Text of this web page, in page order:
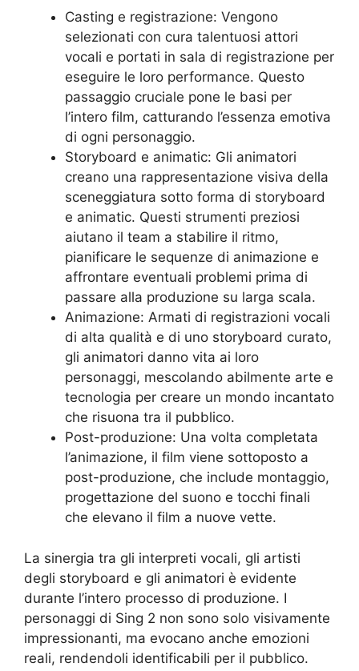
Casting e registrazione: Vengono
selezionati con cura talentuosi attori
vocali e portati in sala di registrazione per
eseguire le loro performance. Questo
passaggio cruciale pone le basi per
l’intero film, catturando l’essenza emotiva
di ogni personaggio.
Storyboard e animatic: Gli animatori
creano una rappresentazione visiva della
sceneggiatura sotto forma di storyboard
e animatic. Questi strumenti preziosi
aiutano il team a stabilire il ritmo,
pianificare le sequenze di animazione e
affrontare eventuali problemi prima di
passare alla produzione su larga scala.
Animazione: Armati di registrazioni vocali
di alta qualità e di uno storyboard curato,
gli animatori danno vita ai loro
personaggi, mescolando abilmente arte e
tecnologia per creare un mondo incantato
che risuona tra il pubblico.
Post-produzione: Una volta completata
l’animazione, il film viene sottoposto a
post-produzione, che include montaggio,
progettazione del suono e tocchi finali
che elevano il film a nuove vette.
La sinergia tra gli interpreti vocali, gli artisti
degli storyboard e gli animatori è evidente
durante l’intero processo di produzione. I
personaggi di Sing 2 non sono solo visivamente
impressionanti, ma evocano anche emozioni
reali, rendendoli identificabili per il pubblico.